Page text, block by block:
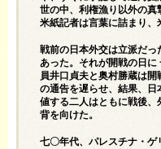
世の中、利権漁り以外の真
米紙記者は言葉に詰まり、
戦前の日本外交は立派だっ
あった。それが開戦の日
員井口貞夫と奥村勝蔵は
の通告を遅らせ、結果、日
値する二人はともに戦後、
背を向けた。
七〇年代、パレスチナ・ゲ